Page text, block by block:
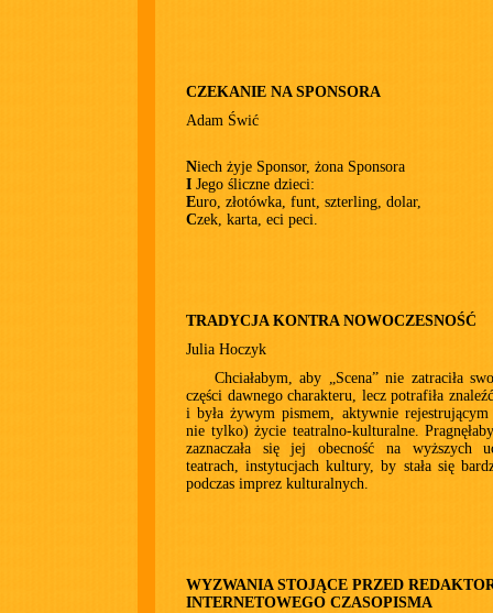
CZEKANIE NA SPONSORA
Adam Świć
Niech żyje Sponsor, żona Sponsora
I Jego śliczne dzieci:
Euro, złotówka, funt, szterling, dolar,
Czek, karta, eci peci.
TRADYCJA KONTRA NOWOCZESNOŚĆ
Julia Hoczyk
Chciałabym, aby „Scena” nie zatraciła
części dawnego charakteru, lecz potrafiła
i była żywym pismem, aktywnie
nie tylko) życie teatralno-kulturalne.
zaznaczała się jej obecność na wyższych
teatrach, instytucjach kultury, by stała się
podczas imprez kulturalnych.
WYZWANIA STOJĄCE PRZED
INTERNETOWEGO CZASOPISMA